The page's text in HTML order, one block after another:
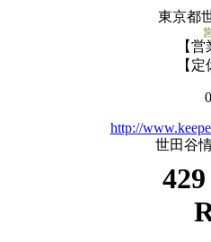
東京都
【
【
http://
世田谷